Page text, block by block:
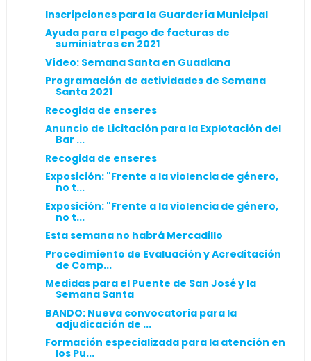
Inscripciones para la Guardería Municipal
Ayuda para el pago de facturas de
suministros en 2021
Vídeo: Semana Santa en Guadiana
Programación de actividades de Semana
Santa 2021
Recogida de enseres
Anuncio de Licitación para la Explotación del
Bar ...
Recogida de enseres
Exposición: "Frente a la violencia de género,
no t...
Exposición: "Frente a la violencia de género,
no t...
Esta semana no habrá Mercadillo
Procedimiento de Evaluación y Acreditación
de Comp...
Medidas para el Puente de San José y la
Semana Santa
BANDO: Nueva convocatoria para la
adjudicación de ...
Formación especializada para la atención en
los Pu...